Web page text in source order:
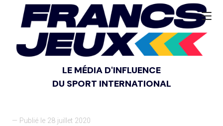
LE MÉDIA D'INFLUENCE
DU SPORT INTERNATIONAL
— Publié le 28 juillet 2020